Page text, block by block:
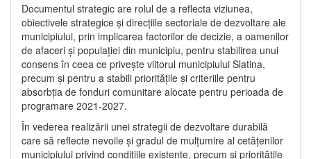
Documentul strategic are rolul de a reflecta viziunea,
obiectivele strategice și direcțiile sectoriale de dezvoltare ale
municipiului, prin implicarea factorilor de decizie, a oamenilor
de afaceri și populației din municipiu, pentru stabilirea unui
consens în ceea ce privește viitorul municipiului Slatina,
precum și pentru a stabili prioritățile și criteriile pentru
absorbția de fonduri comunitare alocate pentru perioada de
programare 2021-2027.
În vederea realizării unei strategii de dezvoltare durabilă
care să reflecte nevoile și gradul de mulțumire al cetățenilor
municipiului privind condițiile existente, precum și prioritățile